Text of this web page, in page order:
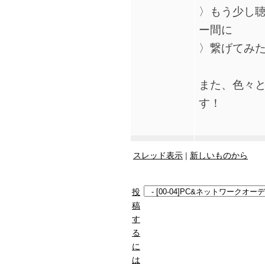
〉もう少し
ー間に
〉繋げてみ
また、色々
す！
スレッド表示 | 新しいものから
投
稿
す
る
に
は